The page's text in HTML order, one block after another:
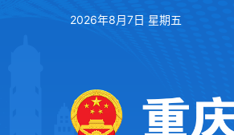
2026年8月7日 星期五